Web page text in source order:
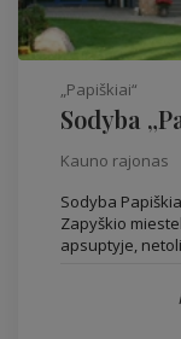
„Papiškiai“
Sodyba
Kauno rajonas
Sodyba
Zapyškio
apsuptyje,